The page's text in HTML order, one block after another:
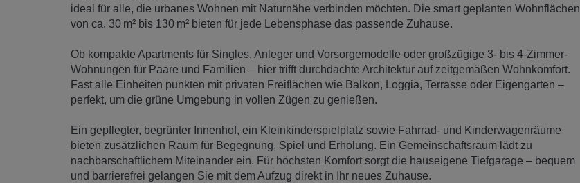
ideal für alle, die urbanes Wohnen mit Naturnähe verbinden möchten. Die smart geplanten Wohnflächen
von ca. 30 m² bis 130 m² bieten für jede Lebensphase das passende Zuhause.
Ob kompakte Apartments für Singles, Anleger und Vorsorgemodelle oder großzügige 3- bis 4-Zimmer-
Wohnungen für Paare und Familien – hier trifft durchdachte Architektur auf zeitgemäßen Wohnkomfort.
Fast alle Einheiten punkten mit privaten Freiflächen wie Balkon, Loggia, Terrasse oder Eigengarten –
perfekt, um die grüne Umgebung in vollen Zügen zu genießen.
Ein gepflegter, begrünter Innenhof, ein Kleinkinderspielplatz sowie Fahrrad- und Kinderwagenräume
bieten zusätzlichen Raum für Begegnung, Spiel und Erholung. Ein Gemeinschaftsraum lädt zu
nachbarschaftlichem Miteinander ein. Für höchsten Komfort sorgt die hauseigene Tiefgarage – bequem
und barrierefrei gelangen Sie mit dem Aufzug direkt in Ihr neues Zuhause.